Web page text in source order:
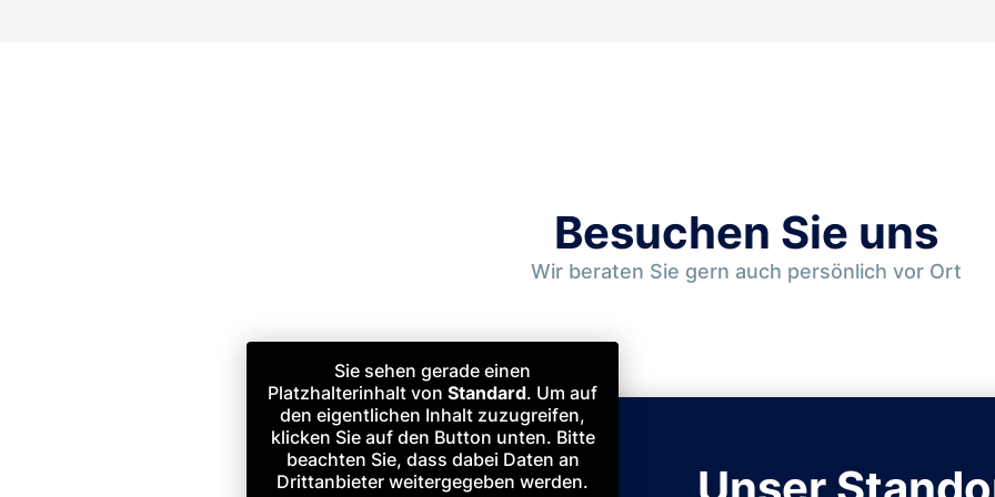
Besuchen Sie uns
Wir beraten Sie gern auch persönlich vor Ort
Sie sehen gerade einen
Platzhalterinhalt von Standard. Um auf
den eigentlichen Inhalt zuzugreifen,
klicken Sie auf den Button unten. Bitte
beachten Sie, dass dabei Daten an
Drittanbieter weitergegeben werden.